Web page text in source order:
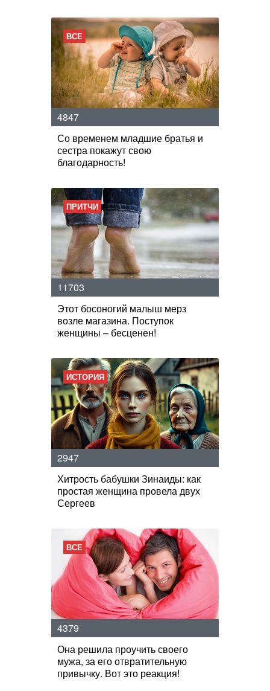
ВСЕ
4847
Со временем младшие братья и
сестра покажут свою
благодарность!
ПРИТЧИ
11703
Этот босоногий малыш мерз
возле магазина. Поступок
женщины – бесценен!
ИСТОРИЯ
2947
Хитрость бабушки Зинаиды: как
простая женщина провела двух
Сергеев
ВСЕ
4379
Она решила проучить своего
мужа, за его отвратительную
привычку. Вот это реакция!